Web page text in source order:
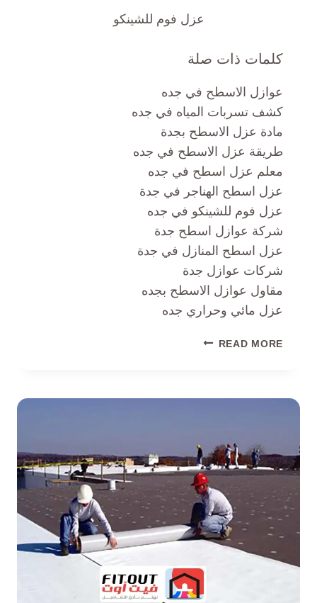
عزل فوم للشينكو
كلمات ذات صلة
عوازل الاسطح في جده
كشف تسربات المياه في جده
مادة عزل الاسطح بجدة
طريقة عزل الاسطح في جده
معلم عزل اسطح في جده
عزل اسطح الهناجر في جدة
عزل فوم للشينكو في جده
شركة عوازل اسطح جدة
عزل اسطح المنازل في جدة
شركات عوازل جدة
مقاول عوازل الاسطح بجده
عزل مائي وحراري جده
READ MORE